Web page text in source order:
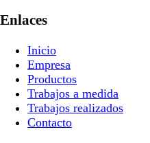
Enlaces
Inicio
Empresa
Productos
Trabajos a medida
Trabajos realizados
Contacto